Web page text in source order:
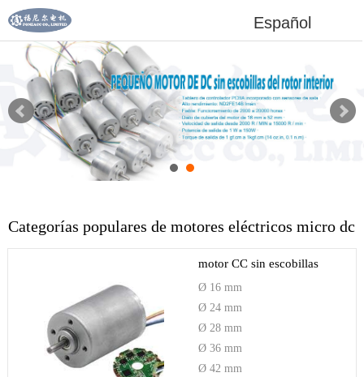
Español
Categorías populares de motores eléctricos micro dc
motor CC sin escobillas
Ø 16 mm
Ø 24 mm
Ø 28 mm
Ø 36 mm
Ø 42 mm